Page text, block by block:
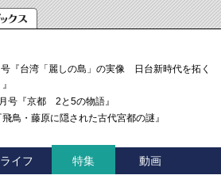
『台湾「麗しの島」の実像 日台新時代を拓く「3
号『京都 2と5の物語』
鳥・藤原に隠された古代宮都の謎』
ライフ 特集 動画